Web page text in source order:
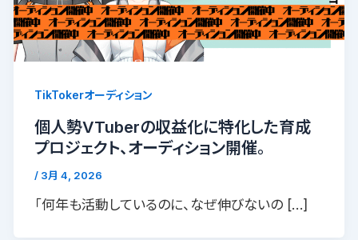
TikTokerオーディション
個人勢VTuberの収益化に特化した育成
プロジェクト、オーディション開催。
/ 3月 4, 2026
「何年も活動しているのに、なぜ伸びないの […]